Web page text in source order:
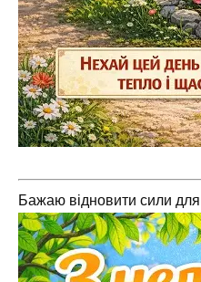
Бажаю відновити сили